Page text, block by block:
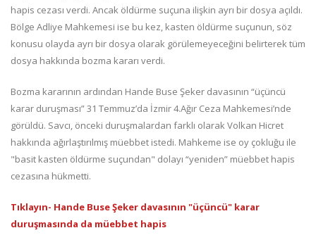
hapis cezası verdi. Ancak öldürme suçuna ilişkin ayrı bir dosya açıldı.
Bölge Adliye Mahkemesi ise bu kez, kasten öldürme suçunun, söz
konusu olayda ayrı bir dosya olarak görülemeyeceğini belirterek tüm
dosya hakkında bozma kararı verdi.
Bozma kararının ardından Hande Buse Şeker davasının “üçüncü
karar duruşması” 31 Temmuz’da İzmir 4.Ağır Ceza Mahkemesi’nde
görüldü. Savcı, önceki duruşmalardan farklı olarak Volkan Hicret
hakkında ağırlaştırılmış müebbet istedi. Mahkeme ise oy çokluğu ile
"basit kasten öldürme suçundan" dolayı “yeniden” müebbet hapis
cezasına hükmetti.
Tıklayın- Hande Buse Şeker davasının "üçüncü" karar
duruşmasında da müebbet hapis